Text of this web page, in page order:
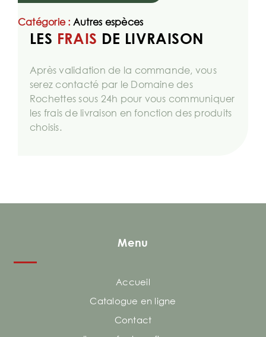
Catégorie : Autres espèces
LES FRAIS DE LIVRAISON
Après validation de la commande, vous
serez contacté par le Domaine des
Rochettes sous 24h pour vous communiquer
les frais de livraison en fonction des produits
choisis.
Menu
Accueil
Catalogue en ligne
Contact